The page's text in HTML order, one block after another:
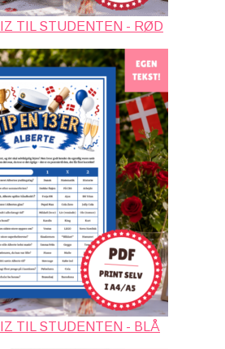
TIL STUDENTEN - RØD
TIL STUDENTEN - BLÅ